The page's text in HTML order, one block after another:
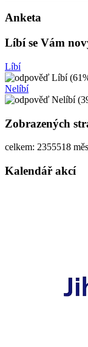
Anketa
Líbí se Vám
Líbí
Nelíbí
Zobrazených
celkem: 2355518
Kalendář akcí